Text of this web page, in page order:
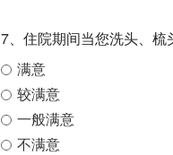
7、住院期间当您洗头、
满意
较满意
一般满意
不满意